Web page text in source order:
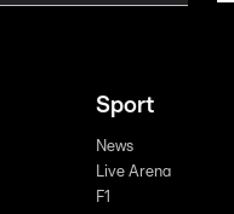
Sport
News
Live Arena
F1